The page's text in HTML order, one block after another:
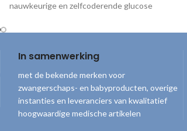
nauwkeurige en zelfcoderende glucose
hoeveelheid glucose in het bloed. Nb.
Contour XT meteren Contour Next One
bloedsuikermeter.
In samenwerking
met de bekende merken voor
zwangerschaps- en babyproducten, overige
instanties en leveranciers van kwalitatief
hoogwaardige medische artikelen